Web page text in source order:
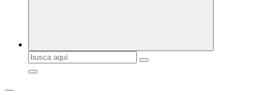
Buscar: